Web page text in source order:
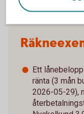
Ett
ränta (3 mån
2026-05-29),